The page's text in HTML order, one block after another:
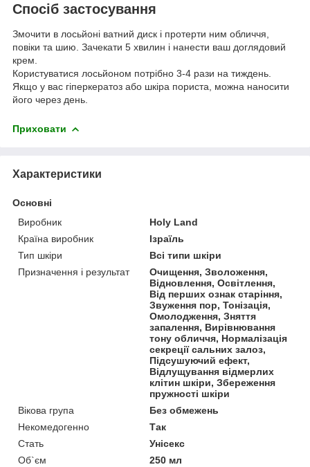
Спосіб застосування
Змочити в лосьйоні ватний диск і протерти ним обличчя,
повіки та шию. Зачекати 5 хвилин і нанести ваш доглядовий
крем.
Користуватися лосьйоном потрібно 3-4 рази на тиждень.
Якщо у вас гіперкератоз або шкіра пориста, можна наносити
його через день.
Приховати
Характеристики
Основні
Виробник
Holy Land
Країна виробник
Ізраїль
Тип шкіри
Всі типи шкіри
Призначення і результат
Очищення, Зволоження,
Відновлення, Освітлення,
Від перших ознак старіння,
Звуження пор, Тонізація,
Омолодження, Зняття
запалення, Вирівнювання
тону обличчя, Нормалізація
секреції сальних залоз,
Підсушуючий ефект,
Відлущування відмерлих
клітин шкіри, Збереження
пружності шкіри
Вікова група
Без обмежень
Некомедогенно
Так
Стать
Унісекс
Об`єм
250 мл